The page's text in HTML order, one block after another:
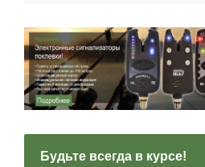
Будьте всегда в курсе!